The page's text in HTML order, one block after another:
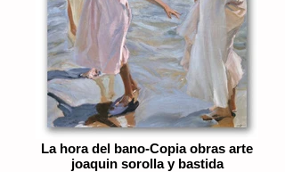
La hora del bano-Copia obras arte
joaquin sorolla y bastida